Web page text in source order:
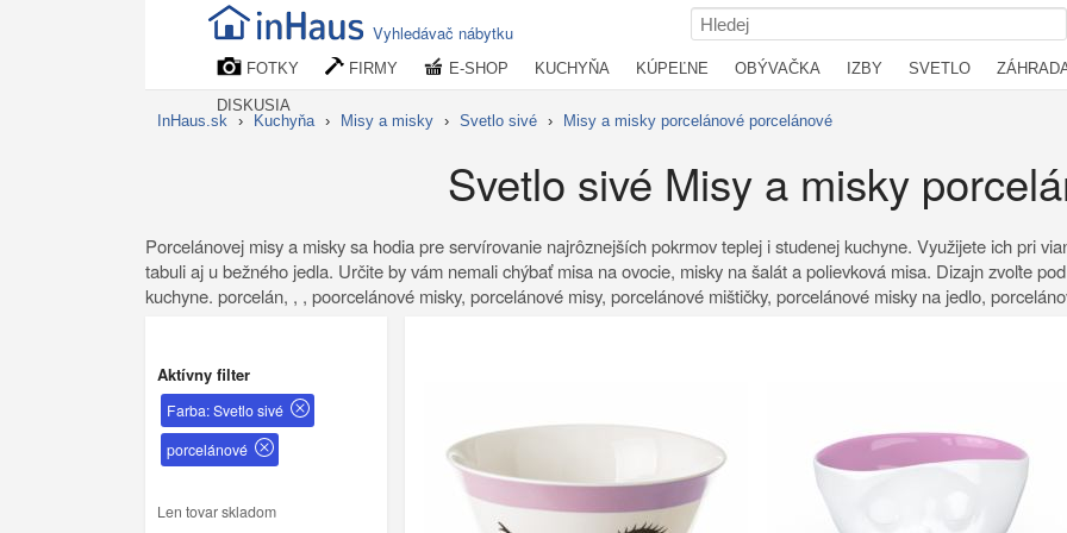
Vyhledávač nábytku
FOTKY FIRMY E-SHOP KUCHYŇA KÚPEĽNE OBÝVAČKA IZBY SVETLO
DISKUSIA
InHaus.sk › Kuchyňa › Misy a misky › Svetlo sivé › Misy a misky porcelánové porcelánové
Svetlo sivé Misy a misky
Porcelánovej misy a misky sa hodia pre servírovanie najrôznejších pokrmov teplej i studenej kuchyne. Využijete ich pri
tabuli aj u bežného jedla. Určite by vám nemali chýbať misa na ovocie, misky na šalát a polievková misa. Dizajn zvoľte
kuchyne. porcelán, , , poorcelánové misky, porcelánové misy, porcelánové mištičky, porcelánové misky na jedlo,
Aktívny filter
Farba: Svetlo sivé
porcelánové
Len tovar skladom